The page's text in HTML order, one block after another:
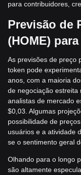
para contribuidores,
Previsão de
(HOME)
As previsões de preço
token pode
anos, com a maioria
de negociação
analistas de mercado
$0,03. Algumas
possibilidade de
usuários e a atividade
se o sentimento geral
Olhando para o longo
são altamente